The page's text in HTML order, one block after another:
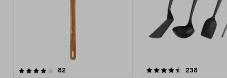
82
4.5 av 5 stjärnor 238
4.0 av 5 stjärnor